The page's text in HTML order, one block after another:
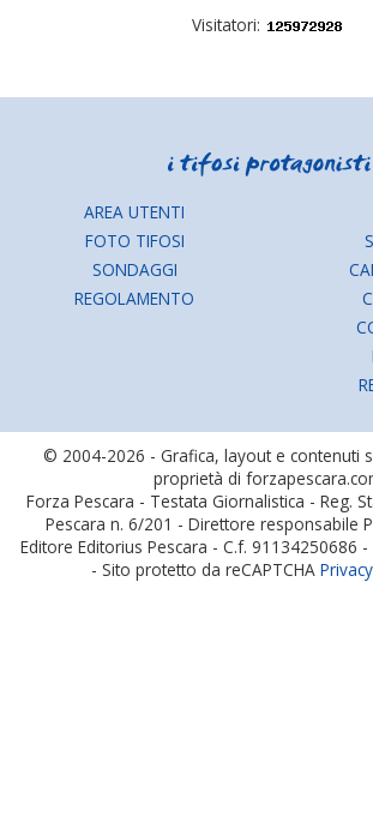
Visitatori:
AREA UTENTI
FOTO TIFOSI
SONDAGGI
REGOLAMENTO
© 2004-2026 - Grafica, layout e contenuti
proprietà di
Forza Pescara - Testata Giornalistica - Reg.
Pescara n. 6/201 - Direttore responsabile
Editore Editorius Pescara - C.f. 91134250686
- Sito protetto da reCAPTCHA Privacy